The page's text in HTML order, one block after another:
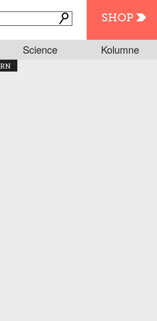
SHOP
Science Kolumne